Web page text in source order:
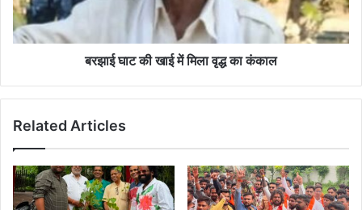
वृद्ध
का
कंकाल
बरझाई घाट की खाई में मिला वृद्ध का कंकाल
Related Articles